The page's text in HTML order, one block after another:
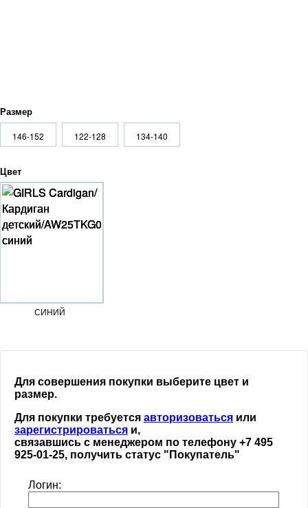
Размер
146-152 122-128 134-140
Цвет
СИНИЙ
Для совершения покупки выберите цвет и
размер.
Для покупки требуется авторизоваться или
зарегистрироваться и,
связавшись с менеджером по телефону +7 495
925-01-25, получить статус "Покупатель"
Логин: